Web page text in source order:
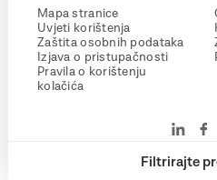
Filtrirajte
Mapa stranice
Uvjeti korištenja
Zaštita osobnih podataka
Izjava o pristupačnosti
Pravila o korištenju
kolačića